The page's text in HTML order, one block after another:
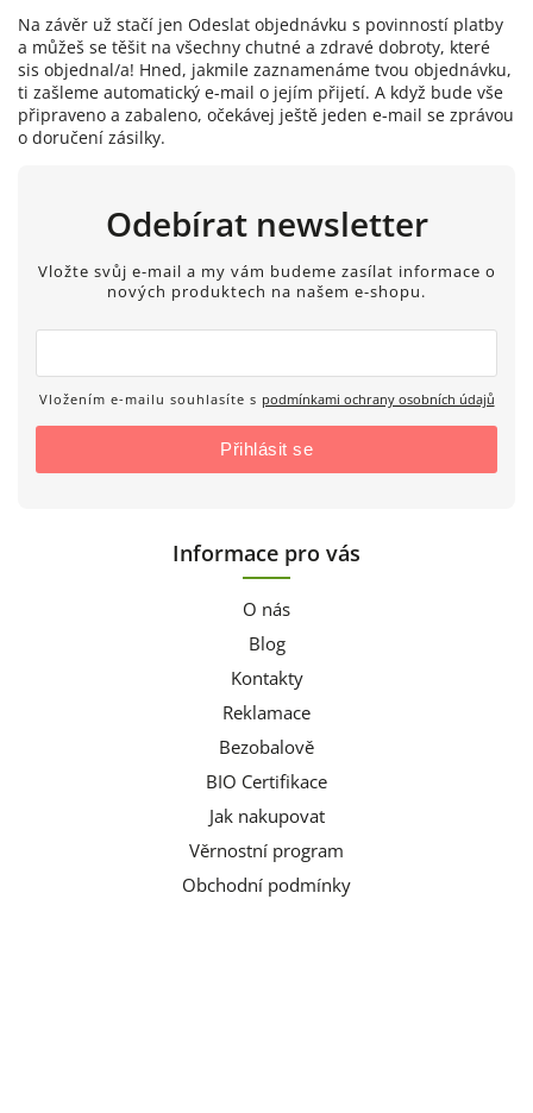
Na závěr už stačí jen Odeslat objednávku s povinností platby
a můžeš se těšit na všechny chutné a zdravé dobroty, které
sis objednal/a! Hned, jakmile zaznamenáme tvou objednávku,
ti zašleme automatický e-mail o jejím přijetí. A když bude vše
připraveno a zabaleno, očekávej ještě jeden e-mail se zprávou
o doručení zásilky.
Odebírat newsletter
Vložte svůj e-mail a my vám budeme zasílat informace o
nových produktech na našem e-shopu.
Vložením e-mailu souhlasíte s podmínkami ochrany osobních údajů
Přihlásit se
Informace pro vás
O nás
Blog
Kontakty
Reklamace
Bezobalově
BIO Certifikace
Jak nakupovat
Věrnostní program
Obchodní podmínky